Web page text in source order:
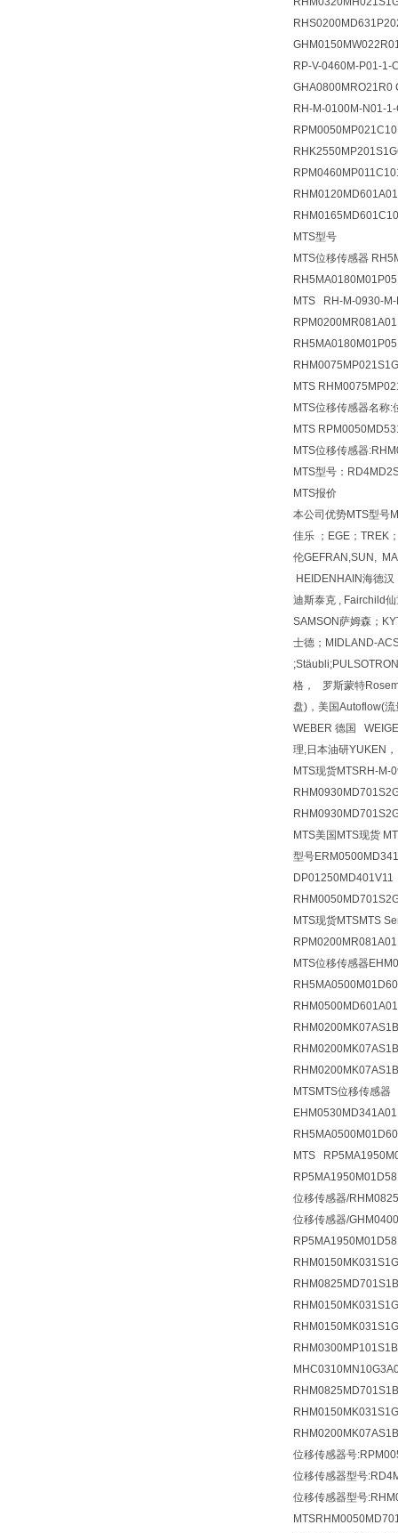
RP-V-0460M-P01-1-
GHA0800MRO21R0
RH-M-0100M-N01-
RHM0120MD601A01
MTS型号
MTS位移传感器
MTS RH-M-0930-M-
RPM0200MR081A01
MTS
MTS位移传感器名称:
MTS
MTS位移传感器
MTS型号：
MTS报价
本公司优势MTS型号
佳乐 ；EGE；TREK
伦GEFRAN,SUN,
HEIDENHAIN海德
迪斯泰克 , Fairchild
SAMSON萨姆森；
士德；MIDLAND-
格， 罗斯蒙特
盘)，美国Autoflow(
WEBER 德国
理,日本油研YUKEN
MTS现货MTSRH-M-
MTS美国MTS现货
型号
MTS现货MTSMTS
MTS位移传感器
MTSMTS位移传感
MTS
位移传感器/
位移传感器/
位移传感器号
位移传感器型号
位移传感器型号